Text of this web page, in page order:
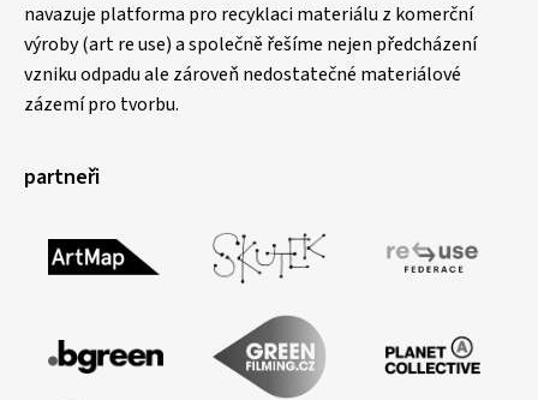
navazuje platforma pro recyklaci materiálu z komerční
výroby (art re use) a společně řešíme nejen předcházení
vzniku odpadu ale zároveň nedostatečné materiálové
zázemí pro tvorbu.
partneři